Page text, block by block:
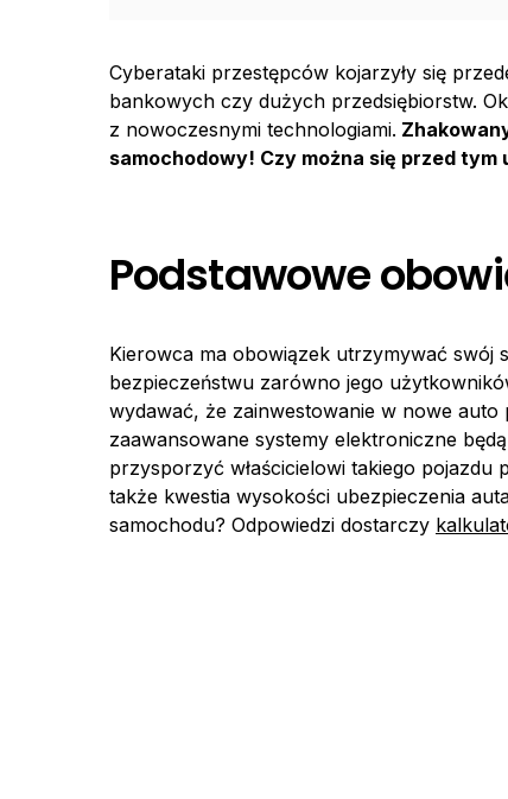
Cyberataki przestępców kojarzyły się
bankowych czy dużych przedsiębiorstw.
z nowoczesnymi technologiami.
samochodowy! Czy można się przed tym
Podstawowe
Kierowca ma obowiązek utrzymywać swój
bezpieczeństwu zarówno jego
wydawać, że zainwestowanie w nowe
zaawansowane systemy elektroniczne
przysporzyć właścicielowi takiego
także kwestia wysokości ubezpieczenia
samochodu? Odpowiedzi dostarczy